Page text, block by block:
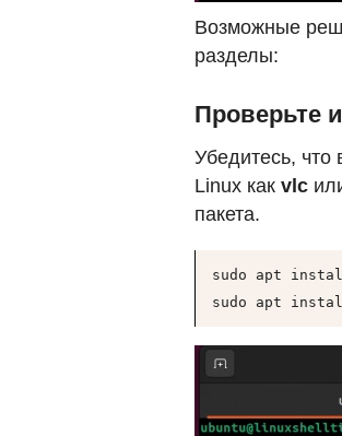
Возможные
разделы:
Проверьте
Убедитесь, что
Linux как vlc
пакета.
sudo apt
sudo apt